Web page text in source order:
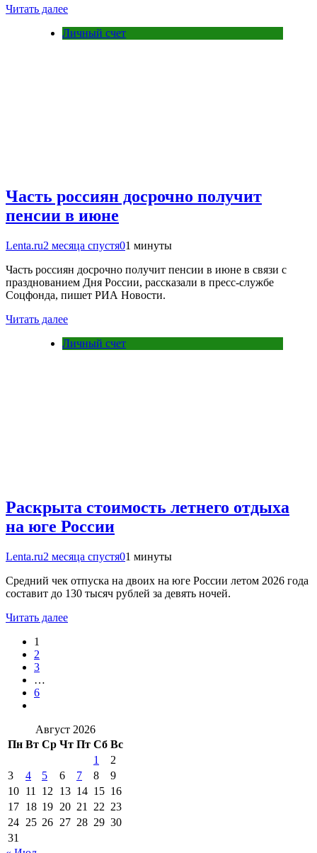
Читать далее
Личный счет
Часть россиян досрочно получит
пенсии в июне
Lenta.ru2 месяца спустя01 минуты
Часть россиян досрочно получит пенсии в июне в связи с
празднованием Дня России, рассказали в пресс-службе
Соцфонда, пишет РИА Новости.
Читать далее
Личный счет
Раскрыта стоимость летнего отдыха
на юге России
Lenta.ru2 месяца спустя01 минуты
Средний чек отпуска на двоих на юге России летом 2026 года
составит до 130 тысяч рублей за девять ночей.
Читать далее
1
2
3
…
6
Август 2026
Пн Вт Ср Чт Пт Сб Вс
1
2
3
4 5 6 7 8
9
10 11 12 13 14 15 16
17 18 19 20 21 22 23
24 25 26 27 28 29 30
31